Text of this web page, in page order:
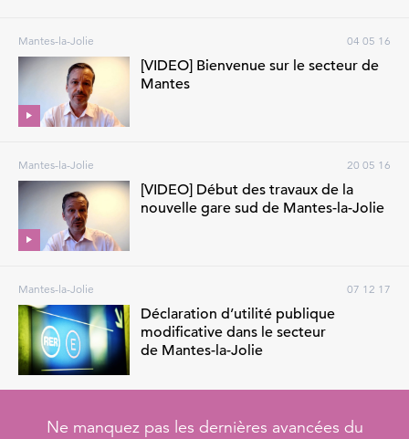
Mantes-la-Jolie 04 05 16
[VIDEO] Bienvenue sur le secteur de
Mantes
Mantes-la-Jolie 20 05 16
[VIDEO] Début des travaux de la
nouvelle gare sud de Mantes-la-Jolie
Mantes-la-Jolie 07 12 17
Déclaration d’utilité publique
modificative dans le secteur
de Mantes-la-Jolie
Ne manquez pas les dernières avancées du